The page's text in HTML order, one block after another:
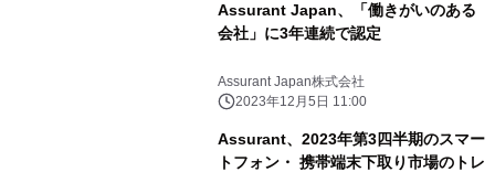
Assurant Japan、「働きがいのある
会社」に3年連続で認定
Assurant Japan株式会社
2023年12月5日 11:00
Assurant、2023年第3四半期のスマー
トフォン・ 携帯端末下取り市場のトレ